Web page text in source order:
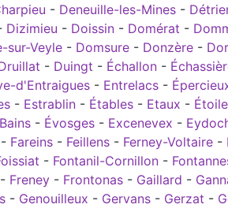
- Deneuille-les-Mines -
Dizimieu - Doissin - Domérat -
sur-Veyle - Domsure - Donzère -
- Duingt - Échallon -
d'Entraigues - Entrelacs -
- Estrablin - Étables - Etaux -
- Évosges - Excenevex -
- Fareins - Feillens - Ferney-Voltaire -
- Fontanil-Cornillon -
- Freney - Frontonas - Gaillard -
- Genouilleux - Gervans - Gerzat -